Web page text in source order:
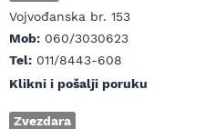
Vojvođanska br. 153
Mob: 060/3030623
Tel: 011/8443-608
Klikni i pošalji poruku
Zvezdara